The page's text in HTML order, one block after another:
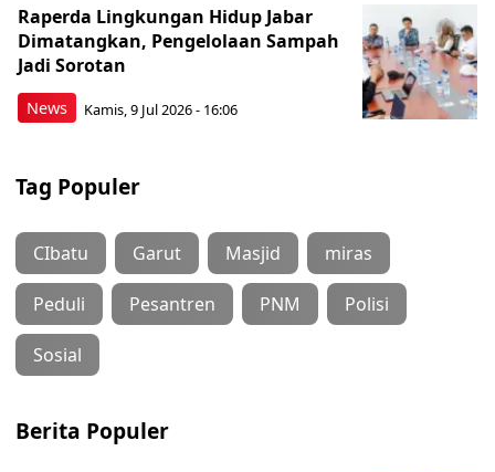
News
Raperda Lingkungan Hidup Jabar
Dimatangkan, Pengelolaan Sampah
Jadi Sorotan
Kamis, 9 Jul 2026 - 16:06
Tag Populer
CIbatu Garut Masjid miras
Peduli Pesantren PNM Polisi
Sosial
Berita Populer